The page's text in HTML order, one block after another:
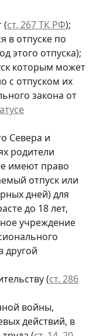
(ст. 267 ТК РФ);
в отпуске по
этого отпуска);
которым может
с отпуском их
закона от
Севера и
родители
имеют право
отпуск или
дней) для
до 18 лет,
учреждение
другой
(ст. 286
войны,
действий, в